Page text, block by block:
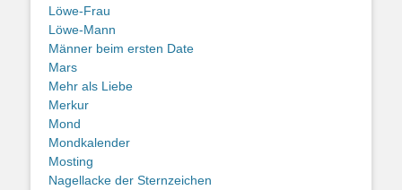
Löwe-Frau
Löwe-Mann
Männer beim ersten Date
Mars
Mehr als Liebe
Merkur
Mond
Mondkalender
Mosting
Nagellacke der Sternzeichen